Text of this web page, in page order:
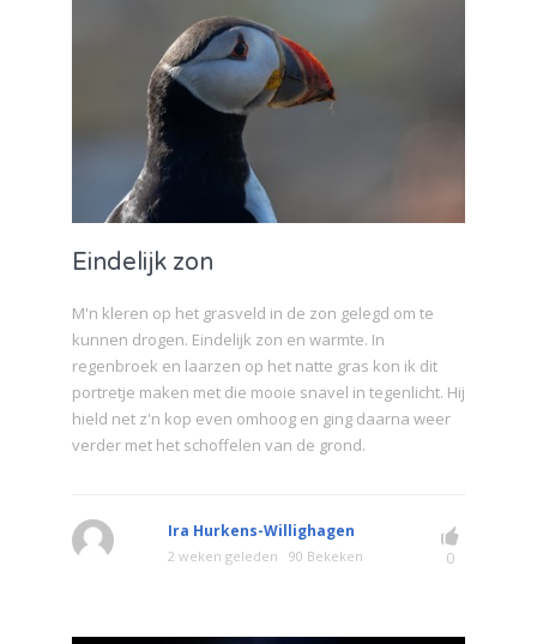
Eindelijk zon
M'n kleren op het grasveld in de zon gelegd om te
kunnen drogen. Eindelijk zon en warmte. In
regenbroek en laarzen op het natte gras kon ik dit
portretje maken met die mooie snavel in tegenlicht. Hij
hield net z'n kop even omhoog en ging daarna weer
verder met het schoffelen van de grond.
Ira Hurkens-Willighagen
2 weken geleden 90 Bekeken 0